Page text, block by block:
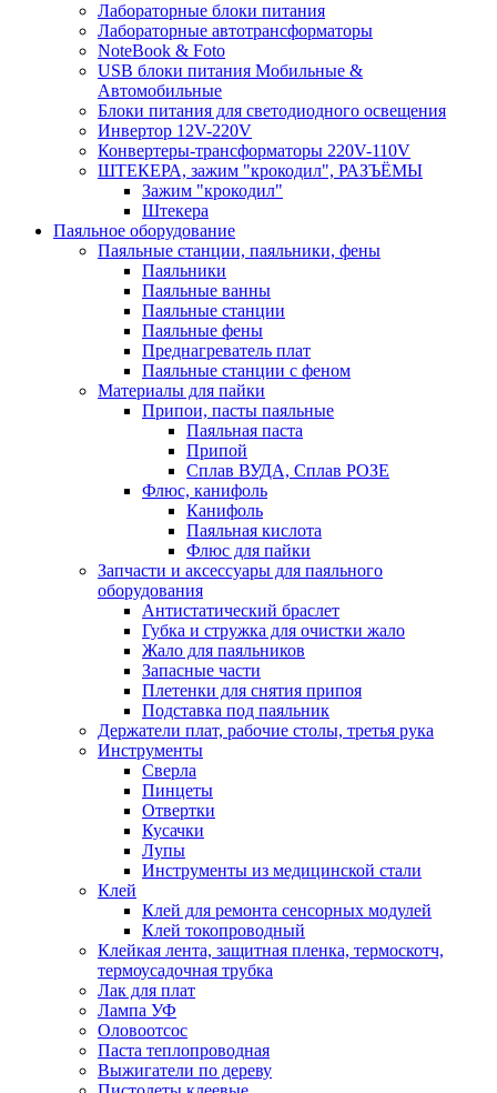
Лабораторные блоки питания
Лабораторные автотрансформаторы
NoteBook & Foto
USB блоки питания Мобильные &
Автомобильные
Блоки питания для светодиодного освещения
Инвертор 12V-220V
Конвертеры-трансформаторы 220V-110V
ШТЕКЕРА, зажим "крокодил", РАЗЪЁМЫ
Зажим "крокодил"
Штекера
Паяльное оборудование
Паяльные станции, паяльники, фены
Паяльники
Паяльные ванны
Паяльные станции
Паяльные фены
Преднагреватель плат
Паяльные станции с феном
Материалы для пайки
Припои, пасты паяльные
Паяльная паста
Припой
Сплав ВУДА, Сплав РОЗЕ
Флюс, канифоль
Канифоль
Паяльная кислота
Флюс для пайки
Запчасти и аксессуары для паяльного
оборудования
Антистатический браслет
Губка и стружка для очистки жало
Жало для паяльников
Запасные части
Плетенки для снятия припоя
Подставка под паяльник
Держатели плат, рабочие столы, третья рука
Инструменты
Сверла
Пинцеты
Отвертки
Кусачки
Лупы
Инструменты из медицинской стали
Клей
Клей для ремонта сенсорных модулей
Клей токопроводный
Клейкая лента, защитная пленка, термоскотч,
термоусадочная трубка
Лак для плат
Лампа УФ
Оловоотсос
Паста теплопроводная
Выжигатели по дереву